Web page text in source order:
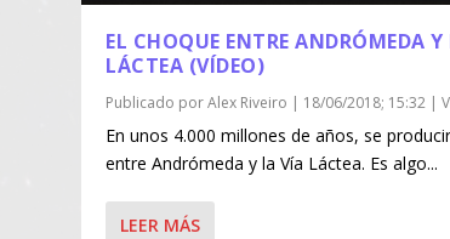
EL CHOQUE ENTRE ANDRÓMEDA
LÁCTEA (VÍDEO)
Publicado porAlex Riveiro | 18/06/2018; 15:32 |
En unos 4.000 millones de años, se
entre Andrómeda y la Vía Láctea. Es algo...
LEER MÁS